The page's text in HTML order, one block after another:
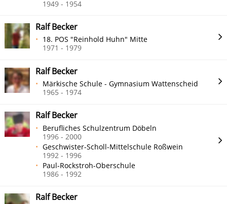
1949 - 1954
Ralf Becker
18. POS "Reinhold Huhn" Mitte
1971 - 1979
Ralf Becker
Märkische Schule - Gymnasium Wattenscheid
1965 - 1974
Ralf Becker
Berufliches Schulzentrum Döbeln
1996 - 2000
Geschwister-Scholl-Mittelschule Roßwein
1992 - 1996
Paul-Rockstroh-Oberschule
1986 - 1992
Ralf Becker